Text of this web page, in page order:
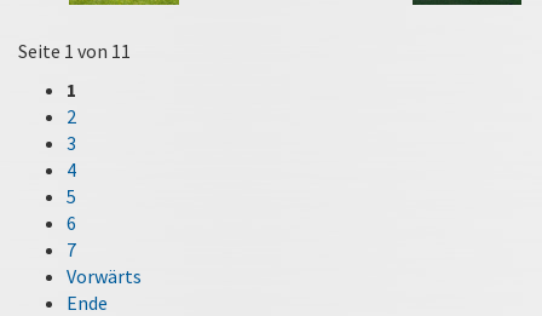
Seite 1 von 11
1
2
3
4
5
6
7
Vorwärts
Ende